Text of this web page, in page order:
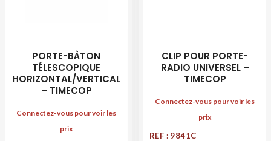
PORTE-BÂTON
TÉLESCOPIQUE
HORIZONTAL/VERTICAL
– TIMECOP
Connectez-vous pour voir les
prix
CLIP POUR PORTE-
RADIO UNIVERSEL –
TIMECOP
Connectez-vous pour voir les
prix
REF : 9841C